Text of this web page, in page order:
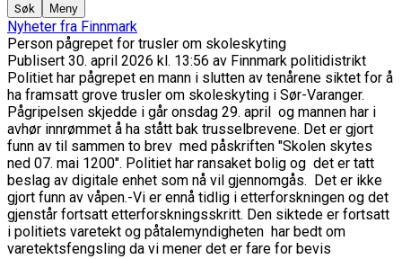
Søk Meny
Nyheter fra Finnmark
Person pågrepet for trusler om skoleskyting
Publisert 30. april 2026 kl. 13:56 av Finnmark politidistrikt
Politiet har pågrepet en mann i slutten av tenårene siktet for å
ha framsatt grove trusler om skoleskyting i Sør-Varanger.
Pågripelsen skjedde i går onsdag 29. april og mannen har i
avhør innrømmet å ha stått bak trusselbrevene. Det er gjort
funn av til sammen to brev med påskriften "Skolen skytes
ned 07. mai 1200". Politiet har ransaket bolig og det er tatt
beslag av digitale enhet som nå vil gjennomgås. Det er ikke
gjort funn av våpen.-Vi er ennå tidlig i etterforskningen og det
gjenstår fortsatt etterforskningsskritt. Den siktede er fortsatt
i politiets varetekt og påtalemyndigheten har bedt om
varetektsfengsling da vi mener det er fare for bevis